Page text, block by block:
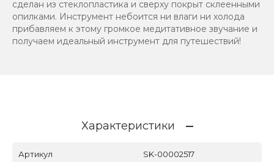
сделан из стеклопластика и сверху покрыт склеенными
опилками. Инструмент небоится ни влаги ни холода
прибавляем к этому громкое медитативное звучание и
получаем идеальный инструмент для путешествий!
Характеристики
Артикул SK-00002517